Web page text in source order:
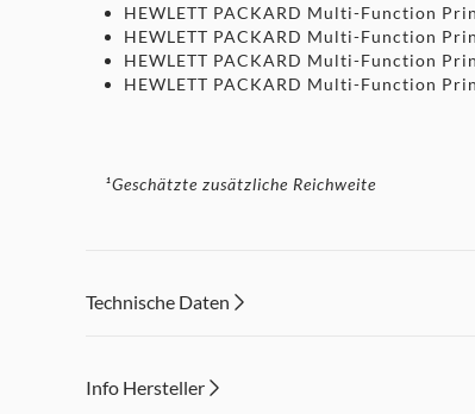
HEWLETT PACKARD Multi-Function
HEWLETT PACKARD Multi-Function
HEWLETT PACKARD Multi-Function
HEWLETT PACKARD Multi-Function
¹Geschätzte zusätzliche Reichweite
Technische Daten
Info Hersteller